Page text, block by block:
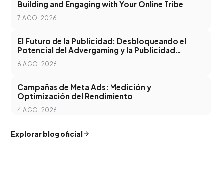
Building and Engaging with Your Online Tribe
7 AGO. 2026
El Futuro de la Publicidad: Desbloqueando el
Potencial del Advergaming y la Publicidad
Programática
6 AGO. 2026
Campañas de Meta Ads: Medición y
Optimización del Rendimiento
4 AGO. 2026
Explorar blog oficial